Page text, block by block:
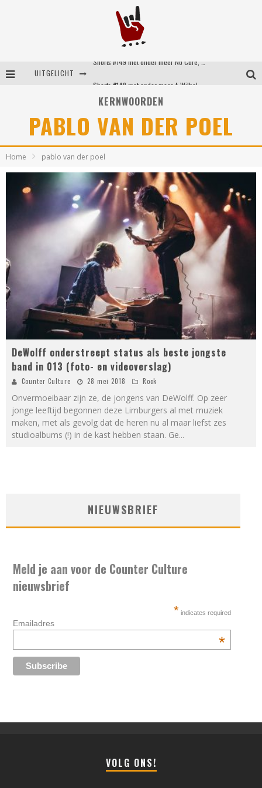
UITGELICHT
Britse emorockers van Basement maken tweede comeback met het indrukwekkende ‘Wired’
KERNWOORDEN
PABLO VAN DER POEL
Home pablo van der poel
DeWolff onderstreept status als beste jongste
band in 013 (foto- en videoverslag)
Counter Culture 28 mei 2018 Rock
Onvermoeibaar zijn ze, de jongens van DeWolff. Op zeer
jonge leeftijd begonnen deze Limburgers al met muziek
maken, met als gevolg dat de heren nu al maar liefst zes
studioalbums (!) in de kast hebben staan. Ge...
NIEUWSBRIEF
Meld je aan voor de Counter Culture
nieuwsbrief
* indicates required
Emailadres
*
VOLG ONS!